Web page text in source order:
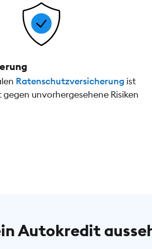
Ratenschutzversicherung ist
unvorhergesehene Risiken
Autokredit